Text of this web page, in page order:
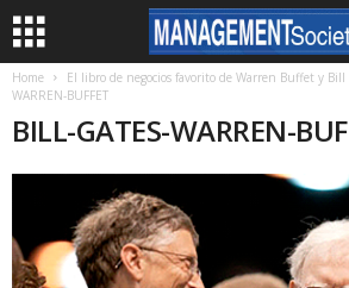
Home El libro de negocios favorito de Warren Buffet y Bill
WARREN-BUFFET
BILL-GATES-WARREN-